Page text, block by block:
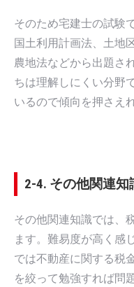
そのため宅建士の試験
国土利用計画法、土地
農地法などから出題さ
ちは理解しにくい分野
いるので傾向を押さえ
2-4. その他関連知
その他関連知識では、
ます。難易度が高く感
では不動産に関する税
を絞って勉強すれば問